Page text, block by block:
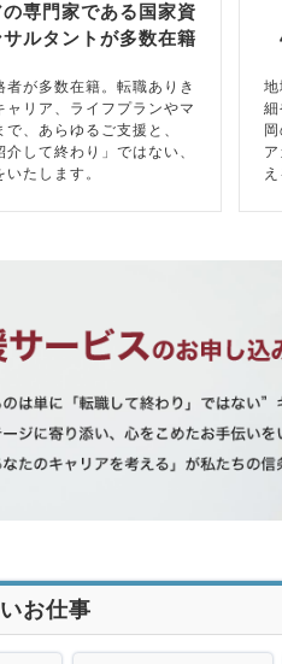
専門家である国家資
ルタントが多数在籍
者が多数在籍。転職ありき
ャリア、ライフプランやマ
、あらゆるご支援と、
介して終わり」ではない、
たします。
お仕事